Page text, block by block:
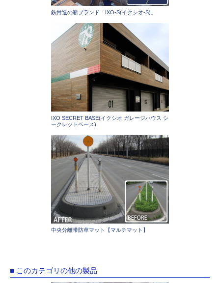
鉄骨造の新ブランド「IXO-S(イクシオ-S)」
IXO SECRET BASE(イクシオ ガレージハウス シ
ークレットベース)
中央分離帯防草マット【マルチマット】
■ このカテゴリの他の製品